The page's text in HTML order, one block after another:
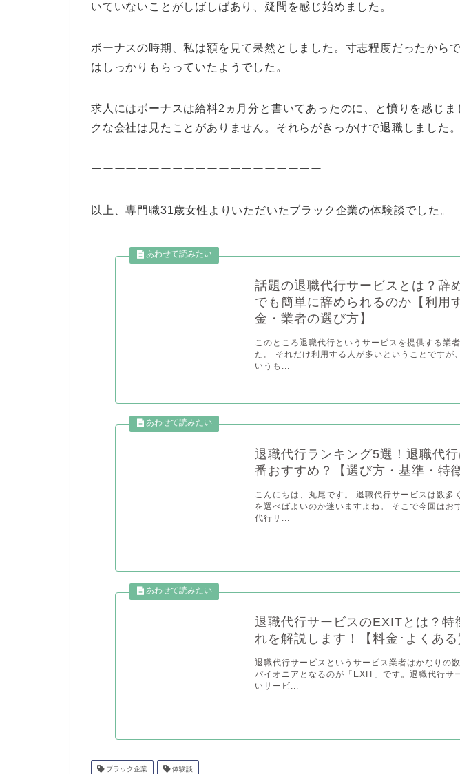
いていないことがしばしばあり、疑問を感じ始めました。
ボーナスの時期、私は額を見て呆然としました。寸志程度だったから
はしっかりもらっていたようでした。
求人にはボーナスは給料2ヵ月分と書いてあったのに、と憤りを感じま
クな会社は見たことがありません。それらがきっかけで退職しました。
ーーーーーーーーーーーーーーーーーーーー
以上、専門職31歳女性よりいただいたブラック企業の体験談でした。
話題の退職代行サービスとは？辞
でも簡単に辞められるのか【利用
金・業者の選び方】
このところ退職代行というサービスを提供する業
た。 それだけ利用する人が多いということですが
いうも...
退職代行ランキング5選！退職代
番おすすめ？【選び方・基準・特
こんにちは、丸尾です。 退職代行サービスは数多
を選べばよいのか迷いますよね。 そこで今回はお
代行サ...
退職代行サービスのEXITとは？特
れを解説します！【料金･よくある
退職代行サービスというサービス業者はかなりの
パイオニアとなるのが「EXIT」です。退職代行サ
いサービ...
ブラック企業 体験談